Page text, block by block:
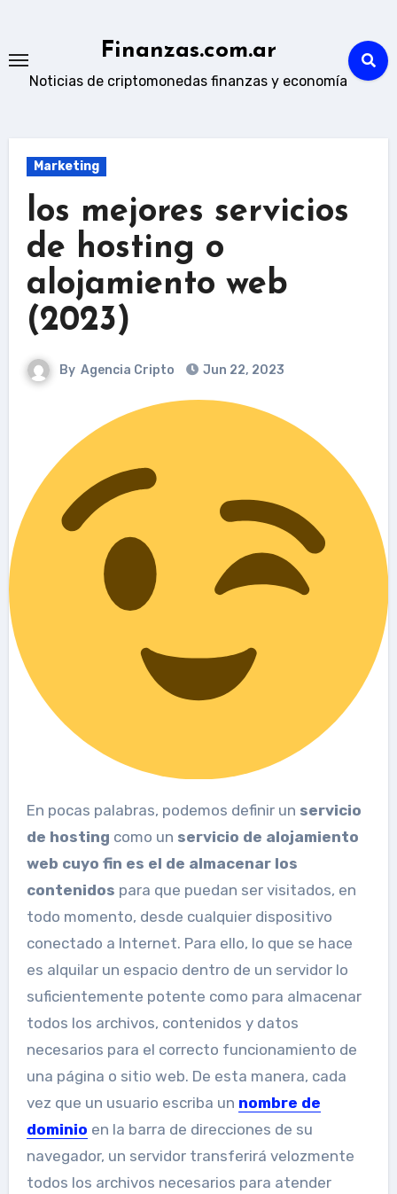
content
Finanzas.com.ar
Noticias de criptomonedas finanzas y economía
Marketing
los mejores servicios
de hosting o
alojamiento web
(2023)
By Agencia Cripto Jun 22, 2023
En pocas palabras, podemos definir un servicio
de hosting como un servicio de alojamiento
web cuyo fin es el de almacenar los
contenidos para que puedan ser visitados, en
todo momento, desde cualquier dispositivo
conectado a Internet. Para ello, lo que se hace
es alquilar un espacio dentro de un servidor lo
suficientemente potente como para almacenar
todos los archivos, contenidos y datos
necesarios para el correcto funcionamiento de
una página o sitio web. De esta manera, cada
vez que un usuario escriba un nombre de
dominio en la barra de direcciones de su
navegador, un servidor transferirá velozmente
todos los archivos necesarios para atender